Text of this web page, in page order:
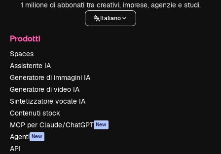
1 milione di abbonati tra creativi, imprese, agenzie e studi.
Italiano
Prodotti
Spaces
Assistente IA
Generatore di immagini IA
Generatore di video IA
Sintetizzatore vocale IA
Contenuti stock
MCP per Claude/ChatGPT New
Agenti New
API